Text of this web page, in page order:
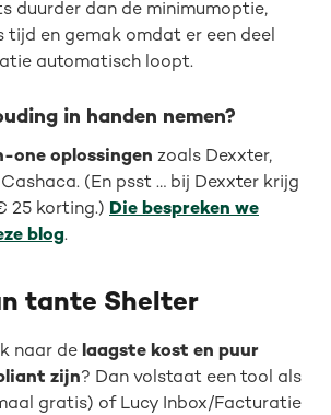
duurder dan de minimumoptie,
tijd en gemak omdat er een deel
automatisch loopt.
in handen nemen?
one oplossingen zoals Dexxter,
(En psst … bij Dexxter krijg
25 korting.) Die bespreken we
blog.
tante Shelter
naar de laagste kost en puur
zijn? Dan volstaat een tool als
gratis) of Lucy Inbox/Facturatie